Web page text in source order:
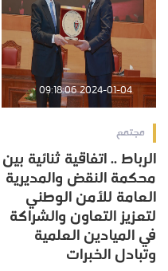
2024-01-04 09:18:06
مجتمع
الرباط .. اتفاقية ثنائية بين
محكمة النقض والمديرية
العامة للأمن الوطني
لتعزيز التعاون والشراكة
في الميادين العلمية
وتبادل الخبرات